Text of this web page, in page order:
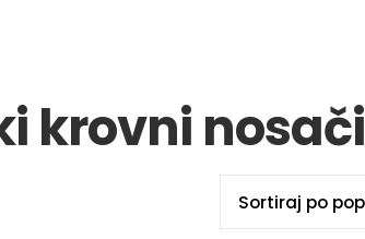
krovni nosači